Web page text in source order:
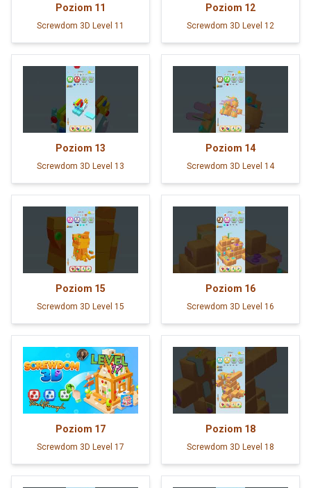
Poziom 11
Screwdom 3D Level 11
Poziom 12
Screwdom 3D Level 12
Poziom 13
Screwdom 3D Level 13
Poziom 14
Screwdom 3D Level 14
Poziom 15
Screwdom 3D Level 15
Poziom 16
Screwdom 3D Level 16
Poziom 17
Screwdom 3D Level 17
Poziom 18
Screwdom 3D Level 18